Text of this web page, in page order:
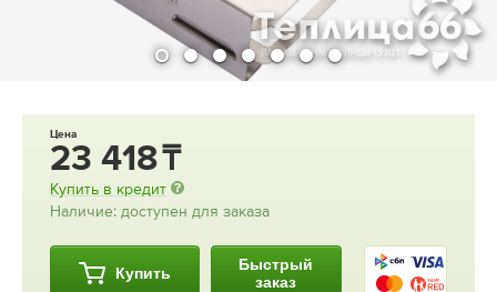
Цена
23 418
Купить в кредит
Наличие: доступен для заказа
Купить
Быстрый
заказ